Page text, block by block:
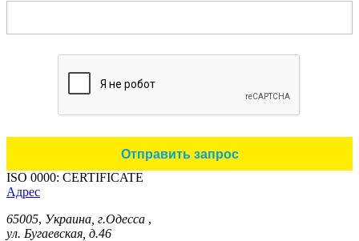
ISO 0000: CERTIFICATE
Адрес
65005, Украина, г.Одесса ,
ул. Бугаевская, д.46